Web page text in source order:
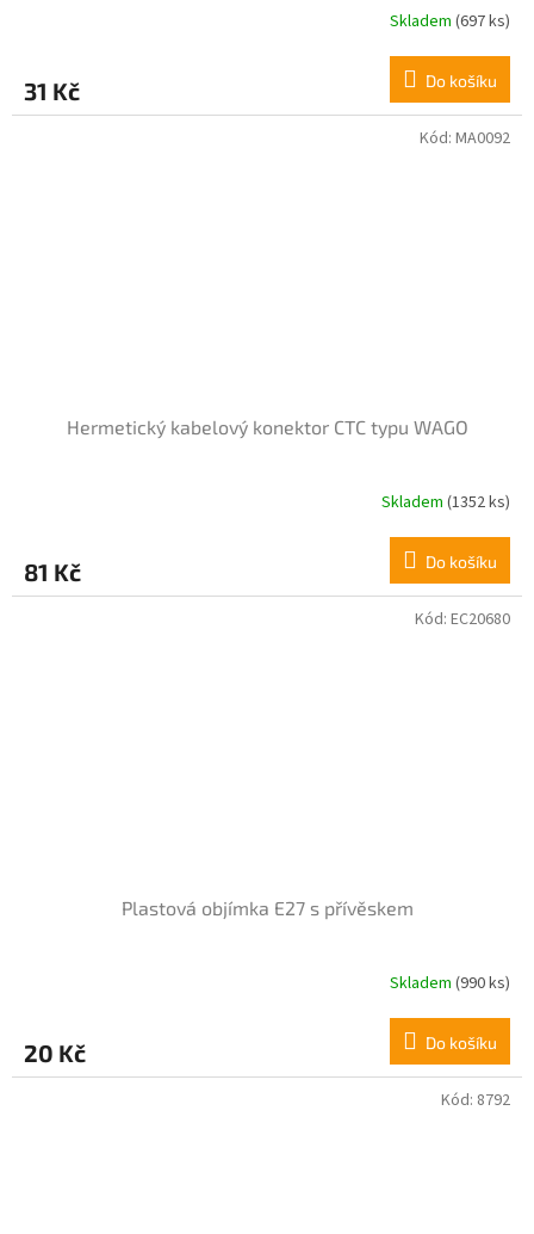
je
4,3
Skladem(697 ks)
31 Kč Do košíku
Hermetický kabelový konektor CTC typu WAGO
je
4,0
Skladem(1352 ks)
81 Kč Do košíku
Kód: MA0092
Plastová objímka E27 s přívěskem
Skladem (990 ks)
20 Kč Do košíku
Kód: EC20680
Kód: 8792